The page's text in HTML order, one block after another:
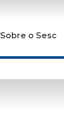
Sobre o Sesc